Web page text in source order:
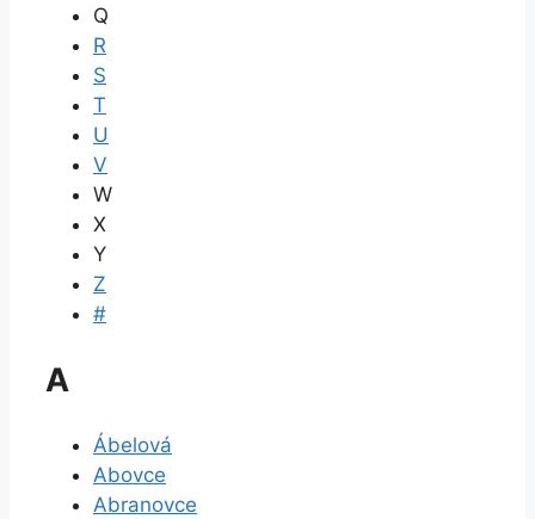
Q
R
S
T
U
V
W
X
Y
Z
#
A
Ábelová
Abovce
Abranovce